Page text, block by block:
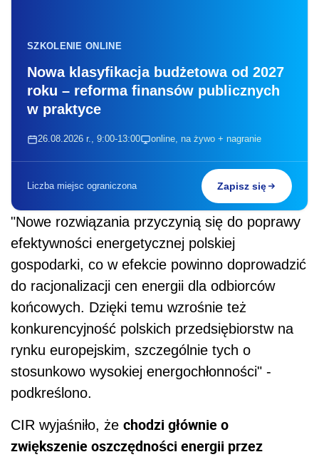
SZKOLENIE ONLINE
Nowa klasyfikacja budżetowa od 2027
roku – reforma finansów publicznych
w praktyce
26.08.2026 r., 9:00-13:00 online, na żywo + nagranie
Liczba miejsc ograniczona Zapisz się
"Nowe rozwiązania przyczynią się do poprawy
efektywności energetycznej polskiej
gospodarki, co w efekcie powinno doprowadzić
do racjonalizacji cen energii dla odbiorców
końcowych. Dzięki temu wzrośnie też
konkurencyjność polskich przedsiębiorstw na
rynku europejskim, szczególnie tych o
stosunkowo wysokiej energochłonności" -
podkreślono.
CIR wyjaśniło, że chodzi głównie o
zwiększenie oszczędności energii przez